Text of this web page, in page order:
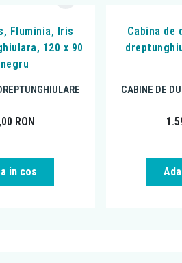
Fluminia, Iris
120 x 90
RON
in cos
Cabina de
CABINE DE